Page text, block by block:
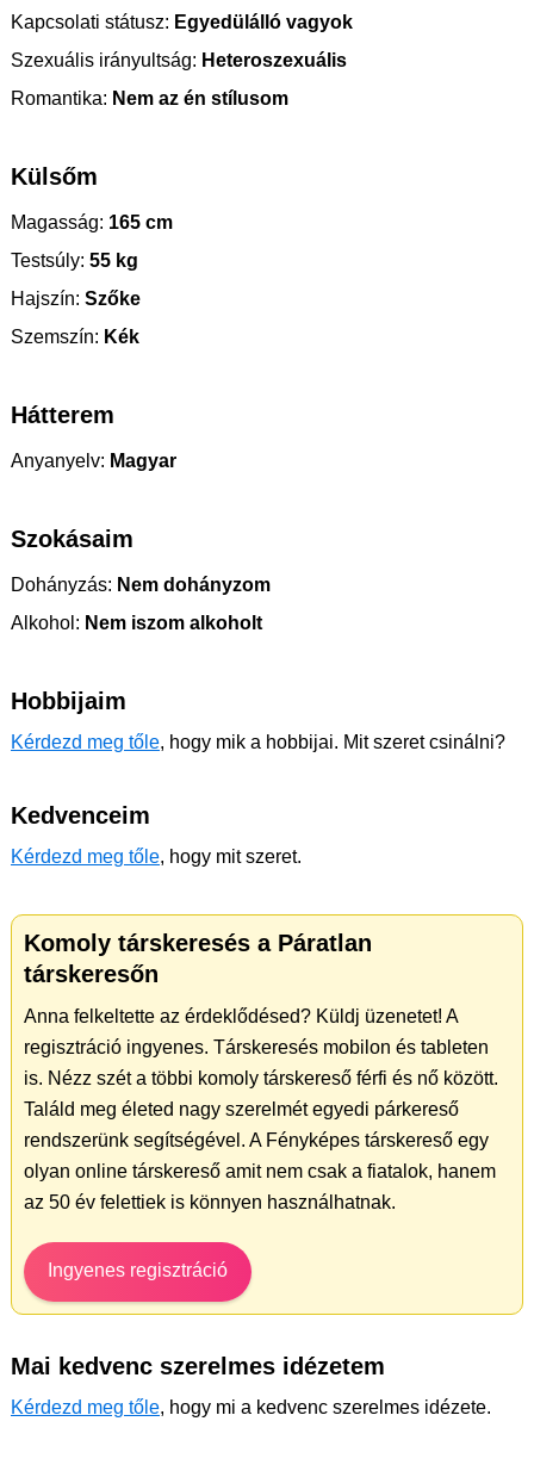
Kapcsolati státusz: Egyedülálló vagyok
Szexuális irányultság: Heteroszexuális
Romantika: Nem az én stílusom
Külsőm
Magasság: 165 cm
Testsúly: 55 kg
Hajszín: Szőke
Szemszín: Kék
Hátterem
Anyanyelv: Magyar
Szokásaim
Dohányzás: Nem dohányzom
Alkohol: Nem iszom alkoholt
Hobbijaim
Kérdezd meg tőle, hogy mik a hobbijai. Mit szeret csinálni?
Kedvenceim
Kérdezd meg tőle, hogy mit szeret.
Komoly társkeresés a Páratlan
társkeresőn
Anna felkeltette az érdeklődésed? Küldj üzenetet! A
regisztráció ingyenes. Társkeresés mobilon és tableten
is. Nézz szét a többi komoly társkereső férfi és nő között.
Találd meg életed nagy szerelmét egyedi párkereső
rendszerünk segítségével. A Fényképes társkereső egy
olyan online társkereső amit nem csak a fiatalok, hanem
az 50 év felettiek is könnyen használhatnak.
Ingyenes regisztráció
Mai kedvenc szerelmes idézetem
Kérdezd meg tőle, hogy mi a kedvenc szerelmes idézete.